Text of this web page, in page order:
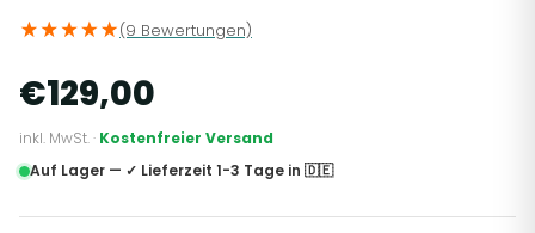
(9 Bewertungen)
€129,00
inkl. MwSt. · Kostenfreier Versand
Auf Lager — ✓ Lieferzeit 1-3 Tage in 🇩🇪